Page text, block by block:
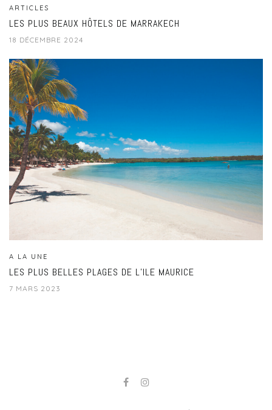
ARTICLES
LES PLUS BEAUX HÔTELS DE MARRAKECH
18 DÉCEMBRE 2024
A LA UNE
LES PLUS BELLES PLAGES DE L’ILE MAURICE
7 MARS 2023